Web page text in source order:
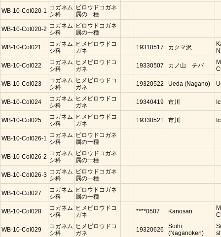
WB-10-Col020-1 コガネム
シ科
ビロウドコガネ
属の一種
WB-10-Col020-2 コガネム
シ科
ビロウドコガネ
属の一種
WB-10-Col021
コガネム
シ科
ヒメビロウドコ
ガネ
19310517 カクマ沢
WB-10-Col022
コガネム
シ科
ヒメビロウドコ
ガネ
19330507 カノ山 チバ
WB-10-Col023
コガネム
シ科
ヒメビロウドコ
ガネ
19320522 Ueda (Nagano)
WB-10-Col024
コガネム
シ科
ヒメビロウドコ
ガネ
19340419 市川
WB-10-Col025
コガネム
シ科
ヒメビロウドコ
ガネ
19330521 市川
WB-10-Col026-1 コガネム
シ科
ビロウドコガネ
属の一種
WB-10-Col026-2 コガネム
シ科
ビロウドコガネ
属の一種
WB-10-Col026-3 コガネム
シ科
ビロウドコガネ
属の一種
WB-10-Col027
コガネム
シ科
ビロウドコガネ
属の一種
WB-10-Col028
コガネム
シ科
ヒメビロウドコ
ガネ
****0507 Kanosan
WB-10-Col029
コガネム
シ科
ヒメビロウドコ
ガネ
19320626
Soihi
(Naganoken)